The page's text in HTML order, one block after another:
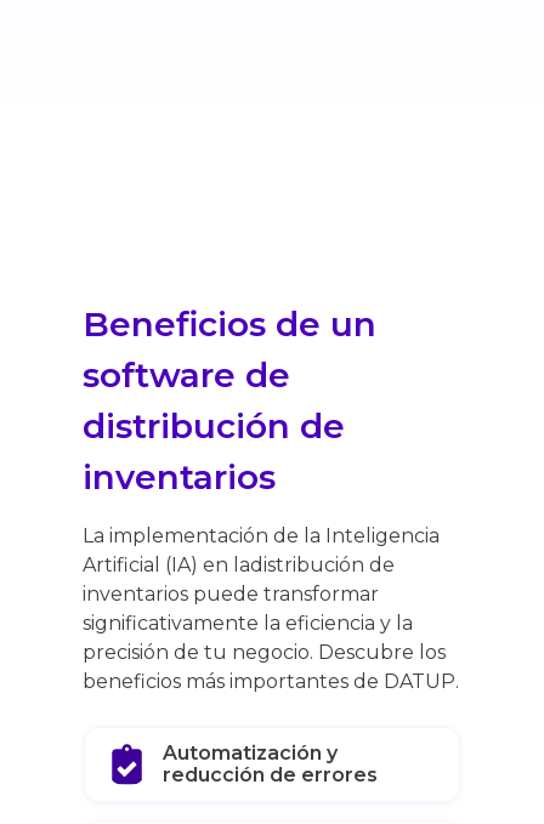
Beneficios de un
software de
distribución de
inventarios
La implementación de la Inteligencia
Artificial (IA) en ladistribución de
inventarios puede transformar
significativamente la eficiencia y la
precisión de tu negocio. Descubre los
beneficios más importantes de DATUP.
Automatización y
reducción de errores